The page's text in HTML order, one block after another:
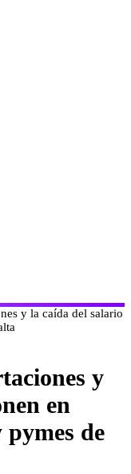
y la caída del salario
y
en
de